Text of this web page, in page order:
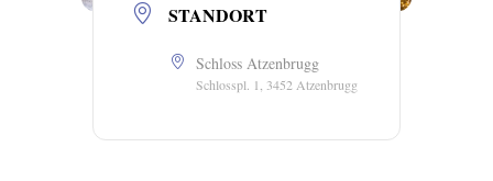
STANDORT
Schloss Atzenbrugg
Schlosspl. 1, 3452 Atzenbrugg